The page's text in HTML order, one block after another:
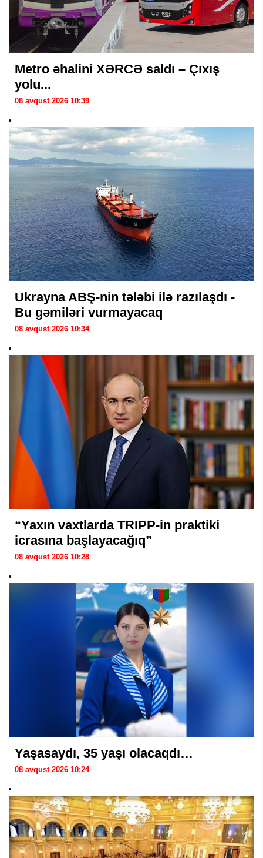
Metro əhalini XƏRCƏ saldı – Çıxış
yolu...
08 avqust 2026 10:39
Ukrayna ABŞ-nin tələbi ilə razılaşdı -
Bu gəmiləri vurmayacaq
08 avqust 2026 10:34
“Yaxın vaxtlarda TRIPP-in praktiki
icrasına başlayacağıq”
08 avqust 2026 10:28
Yaşasaydı, 35 yaşı olacaqdı…
08 avqust 2026 10:24